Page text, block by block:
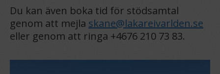
Du kan även boka tid för stödsamtal
genom att mejla skane@lakareivarlden.se
eller genom att ringa +4676 210 73 83.